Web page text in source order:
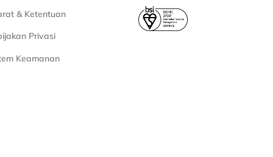
& Ketentuan
Privasi
Keamanan